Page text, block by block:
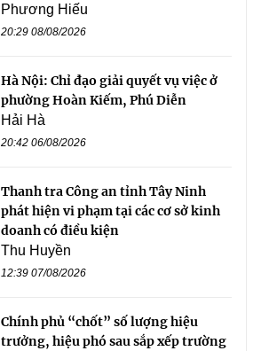
Phương Hiếu
20:29 08/08/2026
Hà Nội: Chỉ đạo giải quyết vụ việc ở
phường Hoàn Kiếm, Phú Diễn
Hải Hà
20:42 06/08/2026
Thanh tra Công an tỉnh Tây Ninh
phát hiện vi phạm tại các cơ sở kinh
doanh có điều kiện
Thu Huyền
12:39 07/08/2026
Chính phủ “chốt” số lượng hiệu
trưởng, hiệu phó sau sắp xếp trường